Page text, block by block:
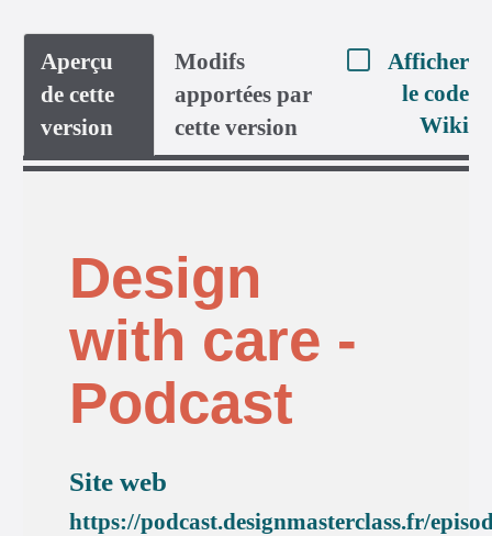
Aperçu
de cette
version
Modifs
apportées par
cette version
Afficher
le code
Wiki
Design
with care -
Podcast
Site web
https://podcast.designmasterclass.fr/